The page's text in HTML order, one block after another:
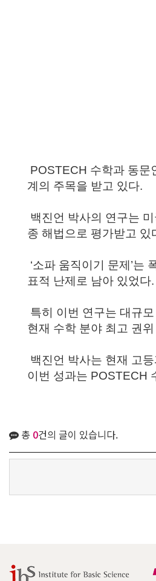
POSTECH 수학과 동문
계의 주목을 받고 있다.
백진언 박사의 연구는
종 해법으로 평가받고 있
‘소파 움직이기 문제’는
표적 난제로 남아 있었
특히 이번 연구는 대규
현재 수학 분야 최고 권
백진언 박사는 현재 고
이번 성과는 POSTECH
총 0건의 글이 있습니다.